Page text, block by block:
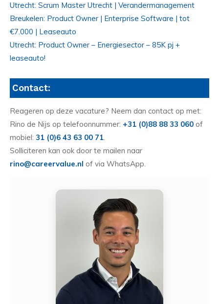
Utrecht: Scrum Master Utrecht | Verandermanagement
Breukelen: Product Owner | Enterprise Software | tot
€7.000 | Leaseauto
Utrecht: Product Owner – Energiesector – 85K pj +
leaseauto!
Contact:
Reageren op deze vacature? Neem dan contact op met:
Rino de Nijs op telefoonnummer: +31 (0)88 88 33 060 of
mobiel: 31 (0)6 43 63 00 71.
Solliciteren kan ook door te mailen naar
rino@careervalue.nl of via WhatsApp.